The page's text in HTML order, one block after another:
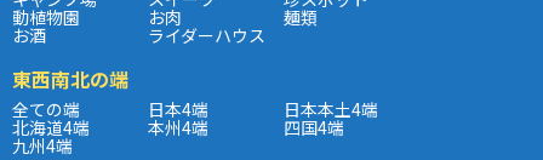
動植物園 お肉 麺類
お酒 ライダーハウス
東西南北の端
全ての端 日本4端 日本本土4端
北海道4端 本州4端 四国4端
九州4端